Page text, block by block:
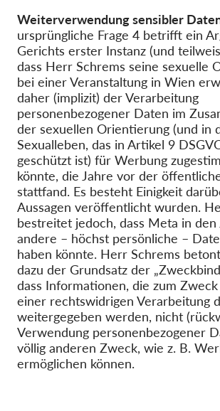
Weiterverwendung sensibler
ursprüngliche Frage 4 betrifft ein
Gerichts erster Instanz (und
dass Herr Schrems seine sexuelle
bei einer Veranstaltung in Wien
daher (implizit) der Verarbeitung
personenbezogener Daten im
der sexuellen Orientierung (und in
Sexualleben, das in Artikel 9
geschützt ist) für Werbung
könnte, die Jahre vor der
stattfand. Es besteht Einigkeit
Aussagen veröffentlicht wurden.
bestreitet jedoch, dass Meta in den
andere – höchst persönliche –
haben könnte. Herr Schrems
dazu der Grundsatz der
dass Informationen, die zum
einer rechtswidrigen Verarbeitung
weitergegeben werden, nicht
Verwendung personenbezogener
völlig anderen Zweck, wie z. B.
ermöglichen können.